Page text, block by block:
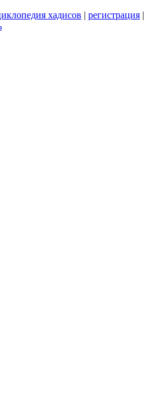
хадисов | регистрация |